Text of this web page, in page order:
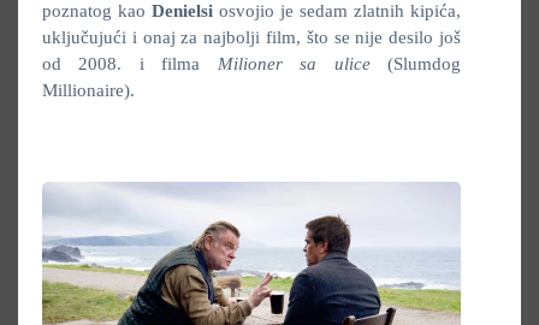
poznatog kao Denielsi osvojio je sedam zlatnih kipića,
uključujući i onaj za najbolji film, što se nije desilo još
od 2008. i filma Milioner sa ulice(Slumdog
Millionaire).